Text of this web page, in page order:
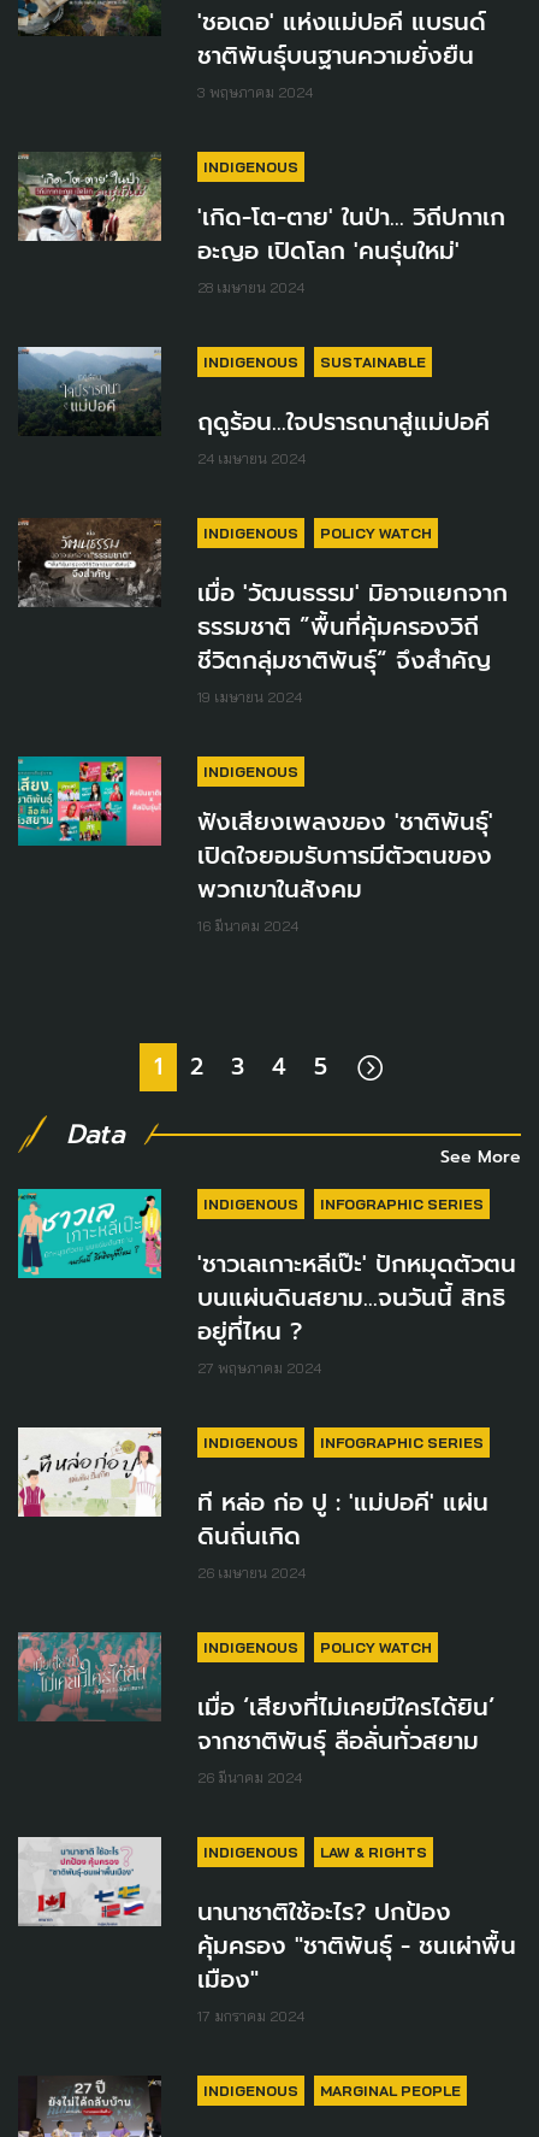
'ชอเดอ' แห่งแม่ปอคี แบรนด์
ชาติพันธุ์บนฐานความยั่งยืน
3 พฤษภาคม 2024
INDIGENOUS
'เกิด-โต-ตาย' ในป่า... วิถีปกาเก
อะญอ เปิดโลก 'คนรุ่นใหม่'
28 เมษายน 2024
INDIGENOUS SUSTAINABLE
ฤดูร้อน...ใจปรารถนาสู่แม่ปอคี
24 เมษายน 2024
INDIGENOUS POLICY WATCH
เมื่อ 'วัฒนธรรม' มิอาจแยกจาก
ธรรมชาติ ”พื้นที่คุ้มครองวิถี
ชีวิตกลุ่มชาติพันธุ์“ จึงสำคัญ
19 เมษายน 2024
INDIGENOUS
ฟังเสียงเพลงของ 'ชาติพันธุ์'
เปิดใจยอมรับการมีตัวตนของ
พวกเขาในสังคม
16 มีนาคม 2024
1 2 3 4 5
Data
See More
INDIGENOUS INFOGRAPHIC SERIES
'ชาวเลเกาะหลีเป๊ะ' ปักหมุดตัวตน
บนแผ่นดินสยาม...จนวันนี้ สิทธิ
อยู่ที่ไหน ?
27 พฤษภาคม 2024
INDIGENOUS INFOGRAPHIC SERIES
ที หล่อ ก่อ ปู : 'แม่ปอคี' แผ่น
ดินถิ่นเกิด
26 เมษายน 2024
INDIGENOUS POLICY WATCH
เมื่อ ‘เสียงที่ไม่เคยมีใครได้ยิน’
จากชาติพันธุ์ ลือลั่นทั่วสยาม
26 มีนาคม 2024
INDIGENOUS LAW & RIGHTS
นานาชาติใช้อะไร? ปกป้อง
คุ้มครอง "ชาติพันธุ์ - ชนเผ่าพื้น
เมือง"
17 มกราคม 2024
INDIGENOUS MARGINAL PEOPLE